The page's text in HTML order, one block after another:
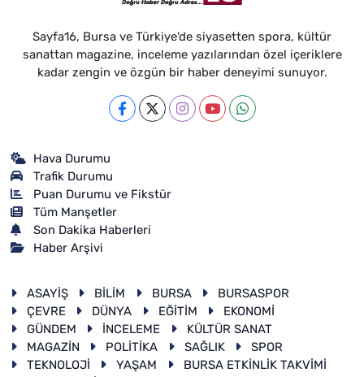
Sayfa16, Bursa ve Türkiye'de siyasetten spora, kültür
sanattan magazine, inceleme yazılarından özel içeriklere
kadar zengin ve özgün bir haber deneyimi sunuyor.
Hava Durumu
Trafik Durumu
Puan Durumu ve Fikstür
Tüm Manşetler
Son Dakika Haberleri
Haber Arşivi
ASAYİŞ BİLİM BURSA
BURSASPOR
ÇEVRE
DÜNYA EĞİTİM
EKONOMİ
GÜNDEM
İNCELEME
KÜLTÜR SANAT
MAGAZİN
POLİTİKA SAĞLIK
SPOR
TEKNOLOJİ
YAŞAM
BURSA ETKİNLİK TAKVİMİ